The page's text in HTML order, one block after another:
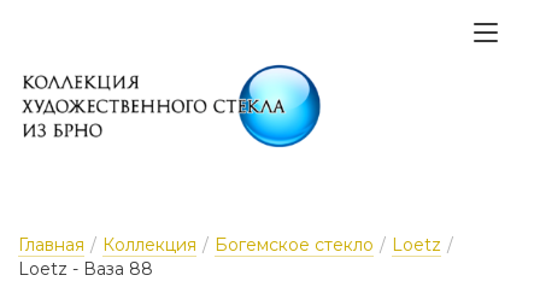
Главная / Коллекция / Богемское стекло / Loetz /
Loetz - Ваза 88